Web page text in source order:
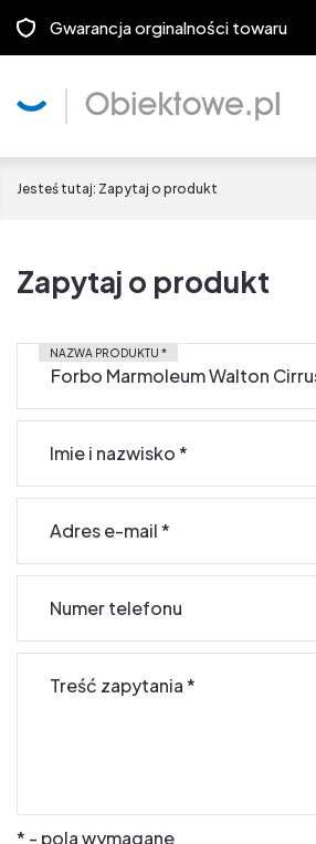
Gwarancja orginalności towaru
Jesteś tutaj: Zapytaj o produkt
Zapytaj o produkt
NAZWA PRODUKTU *
Imie i nazwisko*
Adres e-mail*
Numer telefonu
Treść zapytania*
* - pola wymagane